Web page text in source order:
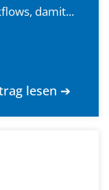
damit...
lesen ➔